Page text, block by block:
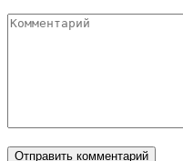
Комментарий